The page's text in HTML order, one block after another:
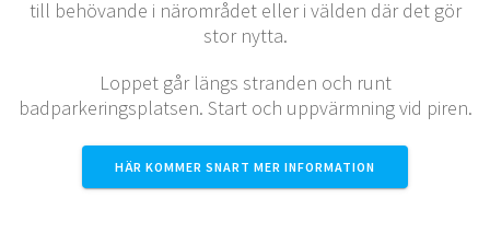
till behövande i närområdet eller i välden där det gör
stor nytta.
Loppet går längs stranden och runt
badparkeringsplatsen. Start och uppvärmning vid piren.
HÄR KOMMER SNART MER INFORMATION